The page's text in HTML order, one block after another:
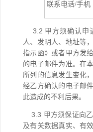
联系电话/手机
3.2 甲方须确认申
人、发明人、地址等
指示函》或者甲方发
的电子邮件为准。在
所列的信息发生变化
经乙方确认的电子邮
此造成的不利后果。
3.3 甲方须保证向
及有关数据真实、有